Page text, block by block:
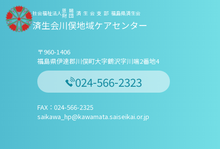
社会福祉法人恩賜
財団 済生会支部 福島県済生会
済生会川俣地域ケアセンター
〒960-1406
福島県伊達郡川俣町大字鶴沢字川端2番地4
024-566-2323
FAX：024-566-2325
saikawa_hp@kawamata.saiseikai.or.jp